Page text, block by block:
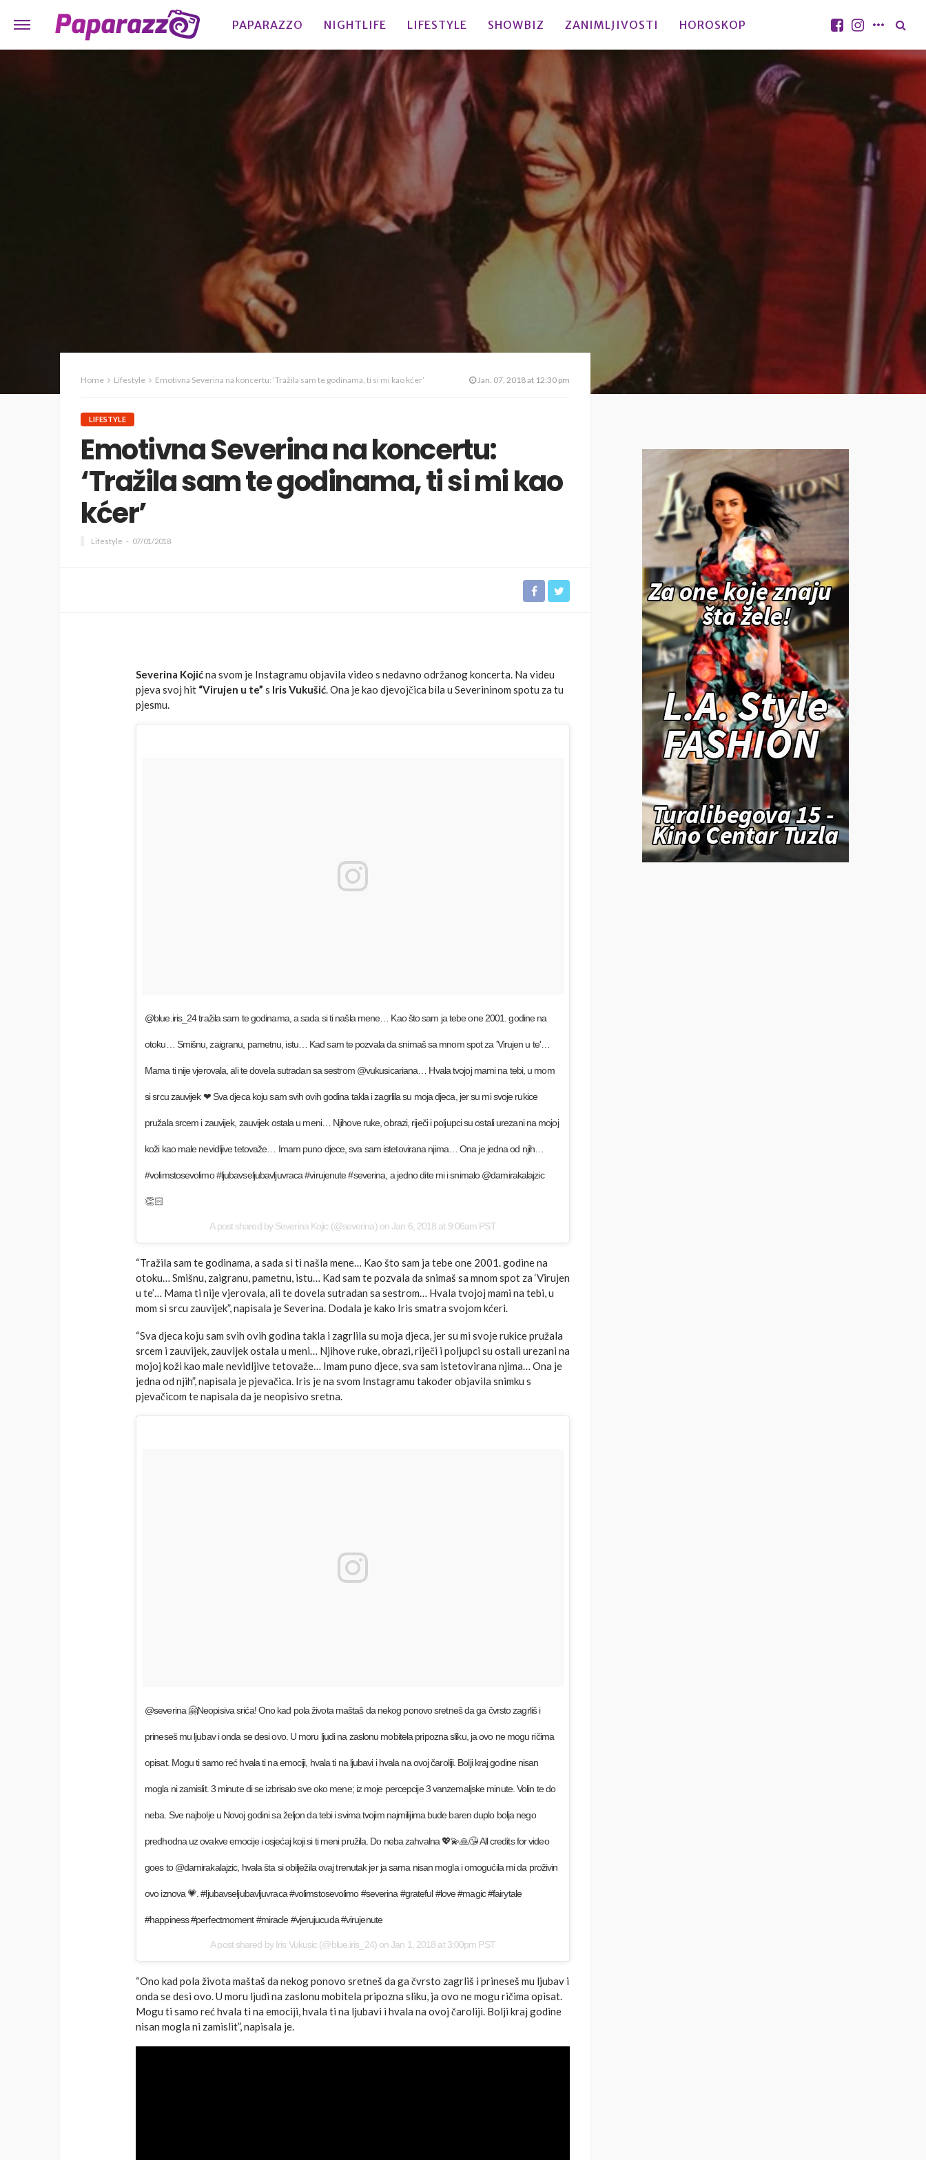
PAPARAZZO NIGHTLIFE LIFESTYLE SHOWBIZ ZANIMLJIVOSTI HOROSKOP
Home Lifestyle Emotivna Severina na koncertu: ‘Tražila sam te godinama, ti si mi kao kćer’ Jan. 07, 2018 at 12:30 pm
LIFESTYLE
Emotivna Severina na koncertu:
‘Tražila sam te godinama, ti si mi kao
kćer’
Lifestyle 07/01/2018
Severina Kojićna svom je Instagramu objavila video s nedavno održanog koncerta. Na videu
pjeva svoj hit “Virujen u te” s Iris Vukušić. Ona je kao djevojčica bila u Severininom spotu za tu
pjesmu.
@blue.iris_24 tražila sam te godinama, a sada si ti našla mene… Kao što sam ja tebe one 2001. godine na
otoku… Smišnu, zaigranu, pametnu, istu… Kad sam te pozvala da snimaš sa mnom spot za 'Virujen u te'…
Mama ti nije vjerovala, ali te dovela sutradan sa sestrom @vukusicariana… Hvala tvojoj mami na tebi, u mom
si srcu zauvijek ❤ Sva djeca koju sam svih ovih godina takla i zagrlila su moja djeca, jer su mi svoje rukice
pružala srcem i zauvijek, zauvijek ostala u meni… Njihove ruke, obrazi, riječi i poljupci su ostali urezani na mojoj
koži kao male nevidljive tetovaže… Imam puno djece, sva sam istetovirana njima… Ona je jedna od njih…
#volimstosevolimo #ljubavseljubavljuvraca #virujenute #severina, a jedno dite mi i snimalo @damirakalajzic
👏🏻
A post shared bySeverina Kojic (@severina) onJan 6, 2018 at 9:06am PST
“Tražila sam te godinama, a sada si ti našla mene… Kao što sam ja tebe one 2001. godine na
otoku… Smišnu, zaigranu, pametnu, istu… Kad sam te pozvala da snimaš sa mnom spot za ‘Virujen
u te’… Mama ti nije vjerovala, ali te dovela sutradan sa sestrom… Hvala tvojoj mami na tebi, u
mom si srcu zauvijek”, napisala je Severina. Dodala je kako Iris smatra svojom kćeri.
“Sva djeca koju sam svih ovih godina takla i zagrlila su moja djeca, jer su mi svoje rukice pružala
srcem i zauvijek, zauvijek ostala u meni… Njihove ruke, obrazi, riječi i poljupci su ostali urezani na
mojoj koži kao male nevidljive tetovaže… Imam puno djece, sva sam istetovirana njima… Ona je
jedna od njih”, napisala je pjevačica. Iris je na svom Instagramu također objavila snimku s
pjevačicom te napisala da je neopisivo sretna.
@severina 🤗Neopisiva srića! Ono kad pola života maštaš da nekog ponovo sretneš da ga čvrsto zagrliš i
prineseš mu ljubav i onda se desi ovo. U moru ljudi na zaslonu mobitela pripozna sliku, ja ovo ne mogu ričima
opisat. Mogu ti samo reć hvala ti na emociji, hvala ti na ljubavi i hvala na ovoj čaroliji. Bolji kraj godine nisan
mogla ni zamislit. 3 minute di se izbrisalo sve oko mene; iz moje percepcije 3 vanzemaljske minute. Volin te do
neba. Sve najbolje u Novoj godini sa željon da tebi i svima tvojim najmilijima bude baren duplo bolja nego
predhodna uz ovakve emocije i osjećaj koji si ti meni pružila. Do neba zahvalna 💖💫🙏😘 All credits for video
goes to @damirakalajzic, hvala šta si obilježila ovaj trenutak jer ja sama nisan mogla i omogućila mi da proživin
ovo iznova 💗. #ljubavseljubavljuvraca #volimstosevolimo #severina #grateful #love #magic #fairytale
#happiness #perfectmoment #miracle #vjerujucuda #virujenute
A post shared byIris Vukusic (@blue.iris_24) onJan 1, 2018 at 3:00pm PST
“Ono kad pola života maštaš da nekog ponovo sretneš da ga čvrsto zagrliš i prineseš mu ljubav i
onda se desi ovo. U moru ljudi na zaslonu mobitela pripozna sliku, ja ovo ne mogu ričima opisat.
Mogu ti samo reć hvala ti na emociji, hvala ti na ljubavi i hvala na ovoj čaroliji. Bolji kraj godine
nisan mogla ni zamislit”, napisala je.